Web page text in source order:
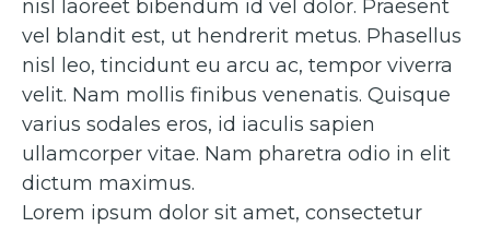
nisl laoreet bibendum id vel dolor. Praesent
vel blandit est, ut hendrerit metus. Phasellus
nisl leo, tincidunt eu arcu ac, tempor viverra
velit. Nam mollis finibus venenatis. Quisque
varius sodales eros, id iaculis sapien
ullamcorper vitae. Nam pharetra odio in elit
dictum maximus.
Lorem ipsum dolor sit amet, consectetur